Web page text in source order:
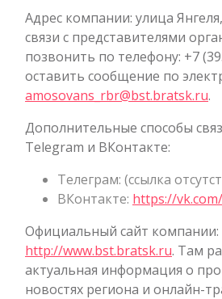
Адрес компании: улица
связи с представителями
позвонить по телефону: +7
оставить сообщение по
amosovans_rbr@bst.bratsk.ru.
Дополнительные способы
Telegram и ВКонтакте:
Телеграм: (ссылка
ВКонтакте: https://
Официальный сайт компании:
http://www.bst.bratsk.ru. Там
актуальная информация о
новостях региона и онлайн-